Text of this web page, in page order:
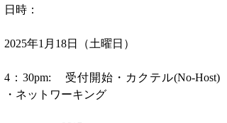
日時：
2025年1月18日（土曜日）
4：30pm:    受付開始・カクテル(No-Host)
・ネットワーキング